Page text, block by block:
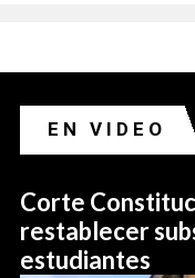
EN VIDEO
Corte
restablecer
estudiantes